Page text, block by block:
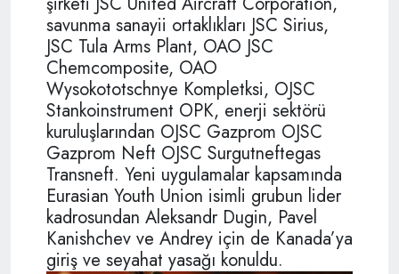
savunma sanayii ortaklıkları JSC Sirius,
JSC Tula Arms Plant, OAO JSC
Chemcomposite, OAO
Wysokototschnye Kompletksi, OJSC
Stankoinstrument OPK, enerji sektörü
kuruluşlarından OJSC Gazprom OJSC
Gazprom Neft OJSC Surgutneftegas
Transneft. Yeni uygulamalar kapsamında
Eurasian Youth Union isimli grubun lider
kadrosundan Aleksandr Dugin, Pavel
Kanishchev ve Andrey için de Kanada’ya
giriş ve seyahat yasağı konuldu.